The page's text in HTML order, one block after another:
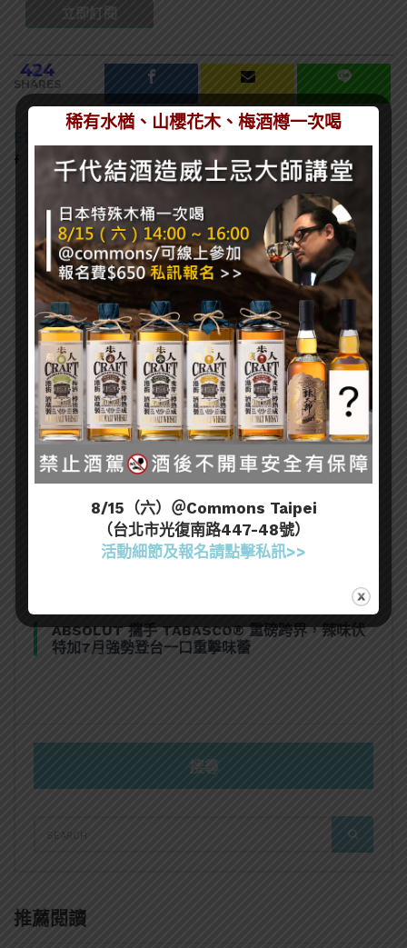
424
SHARES
EDITOR
熱門文章
[誠實酒記] 和庵清酒舖 – 世界唎酒師冠軍駐店 高
CP值清酒吧（台北市中山區）
三得利六Roku琴酒旬系列「柚子雪見」限量登
場！首款罐裝Gin Soda 10月同步上市
美國正式恢復蘇格蘭威士忌零關稅！烈酒產業再次
迎來重磅利多
ABSOLUT 攜手 TABASCO® 重磅跨界，辣味伏
特加7月強勢登台一口重擊味蕾
搜尋
FOR:
SEARCH
推薦閱讀
稀有水楢、山櫻花木、梅酒樽一次喝
8/15（六）＠Commons Taipei
（台北市光復南路447-48號）
活動細節及報名請點擊私訊>>